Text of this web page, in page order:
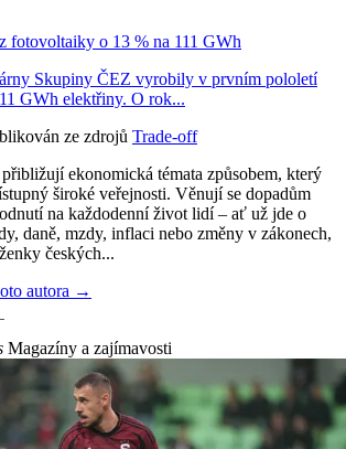
fotovoltaiky o 13 % na 111 GWh
Skupiny ČEZ vyrobily v prvním pololetí
GWh elektřiny. O rok...
ze zdrojů Trade-off
ekonomická témata způsobem, který
široké veřejnosti. Věnují se dopadům
na každodenní život lidí – ať už jde o
daně, mzdy, inflaci nebo změny v zákonech,
českých...
autora →
Magazíny a zajímavosti